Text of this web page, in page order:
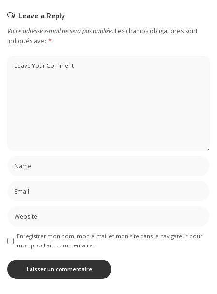
Leave a Reply
Votre adresse e-mail ne sera pas publiée. Les champs obligatoires sont
indiqués avec*
Enregistrer mon nom, mon e-mail et mon site dans le navigateur pour
mon prochain commentaire.